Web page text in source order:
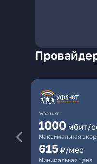
Уфанет
1000 мбит/
Максимальная
615 ₽/мес
Минимальная цена